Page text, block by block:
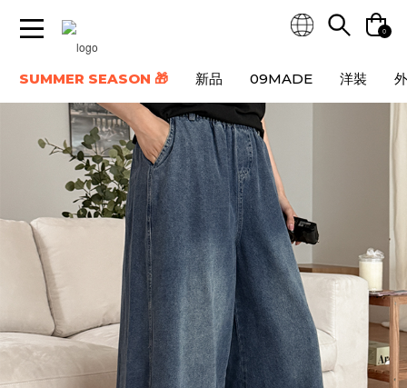
0
SUMMER SEASON 🎁 新品 09MADE 洋裝